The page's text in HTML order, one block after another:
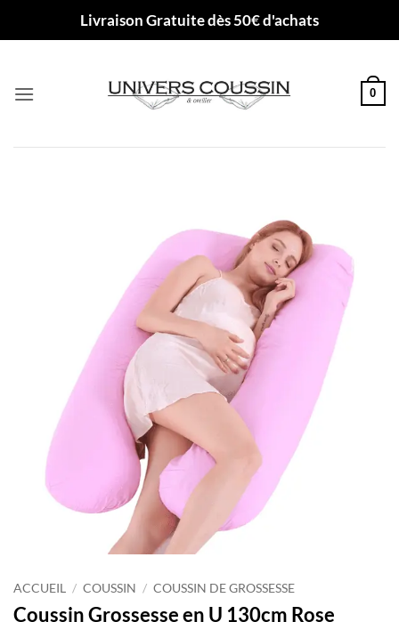
Livraison Gratuite dès 50€ d'achats
0
ACCUEIL / COUSSIN / COUSSIN DE GROSSESSE
Coussin Grossesse en U 130cm Rose